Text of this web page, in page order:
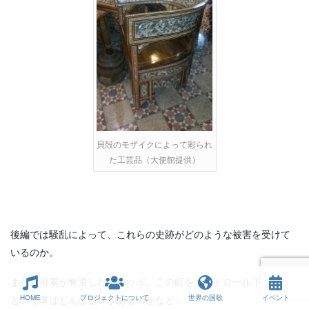
貝殻のモザイクによって彩られ
た工芸品（大使館提供）
後編では騒乱によって、これらの史跡がどのような被害を受けて
いるのか。
また政府軍が奪還したアレッポ。この町をコントロール下に置く
という事はどんな意味があるのかなど、
HOME プロジェクトについて 世界の国歌 イベント